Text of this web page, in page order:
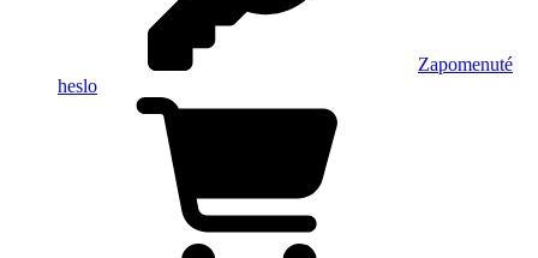
Zapomenuté
heslo